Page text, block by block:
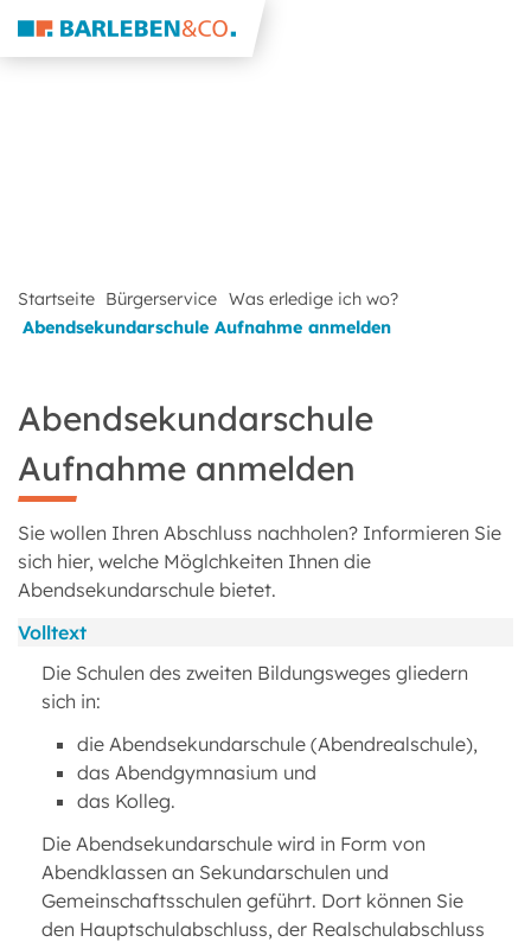
Startseite Bürgerservice Was erledige ich wo?
Abendsekundarschule Aufnahme anmelden
Abendsekundarschule
Aufnahme anmelden
Sie wollen Ihren Abschluss nachholen? Informieren Sie
sich hier, welche Möglchkeiten Ihnen die
Abendsekundarschule bietet.
Volltext
Die Schulen des zweiten Bildungsweges gliedern
sich in:
die Abendsekundarschule (Abendrealschule),
das Abendgymnasium und
das Kolleg.
Die Abendsekundarschule wird in Form von
Abendklassen an Sekundarschulen und
Gemeinschaftsschulen geführt. Dort können Sie
den Hauptschulabschluss, der Realschulabschluss